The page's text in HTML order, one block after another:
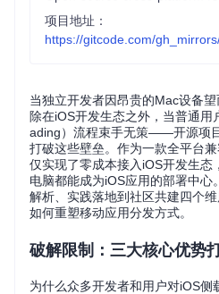
项目地址：
https://gitcode.com/
当独立开发者因昂贵的Mac设备
除在iOS开发生态之外，当普通
ading）流程束手无策——开源项
打破这些壁垒。作为一款全平台
仅实现了零成本接入iOS开发生态
电脑都能成为iOS应用的部署中心
解析、实践落地到社区共建四个
如何重塑移动应用分发方式。
破解限制：三大核心优势
为什么众多开发者和用户对iOS侧